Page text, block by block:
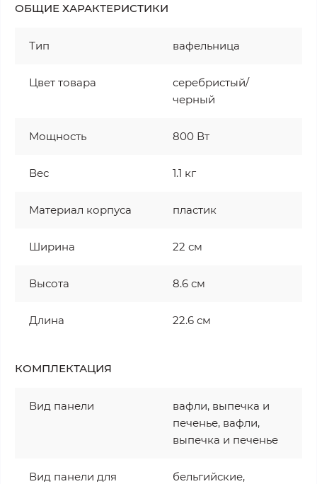
ОБЩИЕ ХАРАКТЕРИСТИКИ
Тип вафельница
Цвет товара
серебристый/
черный
Мощность 800 Вт
Вес 1.1 кг
Материал корпуса пластик
Ширина 22 см
Высота 8.6 см
Длина 22.6 см
КОМПЛЕКТАЦИЯ
Вид панели
вафли, выпечка и
печенье, вафли,
выпечка и печенье
Вид панели для
бельгийские,